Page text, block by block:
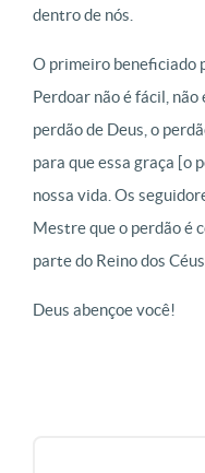
dentro de nós.
O primeiro beneficiado
Perdoar não é fácil,
perdão de Deus, o
para que essa graça [o
nossa vida. Os
Mestre que o perdão é
parte do Reino dos Céus.
Deus abençoe você!